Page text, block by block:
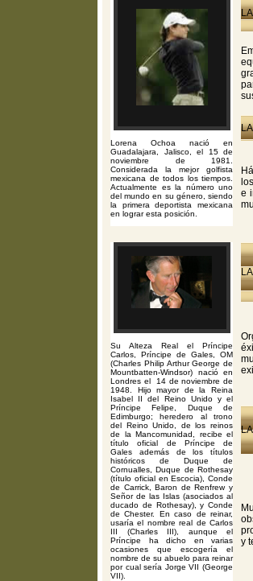
Lorena Ochoa nació en
Guadalajara, Jalisco, el 15 de
noviembre de 1981.
Considerada la mejor golfista
mexicana de todos los tiempos.
Actualmente es la número uno
del mundo en su género, siendo
la primera deportista mexicana
en lograr esta posición.
e
Su Alteza Real el Príncipe
Carlos, Príncipe de Gales, OM
(Charles Philip Arthur George de
Mountbatten-Windsor) nació en
Londres el 14 de noviembre de
1948. Hijo mayor de la Reina
Isabel II del Reino Unido y el
Príncipe Felipe, Duque de
Edimburgo; heredero al trono
del Reino Unido, de los reinos
de la Mancomunidad, recibe el
título oficial de Príncipe de
Gales además de los títulos
históricos de Duque de
Cornualles, Duque de Rothesay
(título oficial en Escocia), Conde
de Carrick, Baron de Renfrew y
Señor de las Islas (asociados al
ducado de Rothesay), y Conde
de Chester. En caso de reinar,
usaría el nombre real de Carlos
III (Charles III), aunque el
Príncipe ha dicho en varias
ocasiones que escogería el
nombre de su abuelo para reinar
por cual sería Jorge VII (George
VII).
y